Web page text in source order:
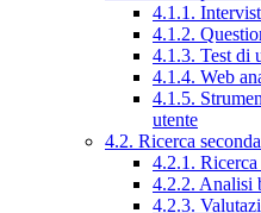
4.1.1.
4.1.2.
4.1.3. Test di
4.1.4. Web
4.1.5.
utente
4.2. Ricerca
4.2.1.
4.2.2. Analisi
4.2.3.